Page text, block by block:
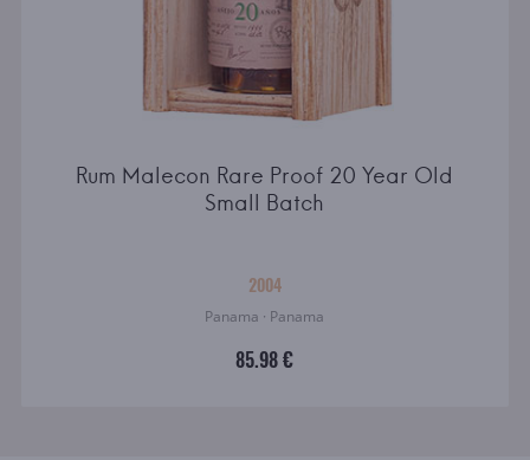
Rum Malecon Rare Proof 20 Year Old
Small Batch
2004
Panama · Panama
85.98 €